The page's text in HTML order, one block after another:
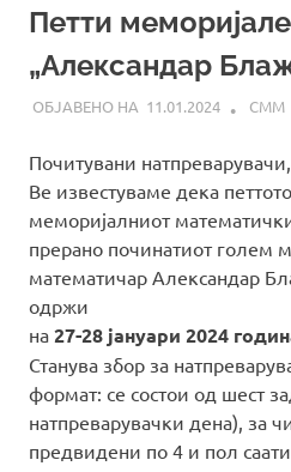
Петти
„Александар
11.01.2024 СММ
Почитувани натпреварувачи,
Ве известуваме дека
меморијалниот
прерано починатиот голем
математичар Александар
одржи
на 27-28 јануари 2024
Станува збор за
формат: се состои од шест
натпреварувачки дена), за
предвидени по 4 и пол